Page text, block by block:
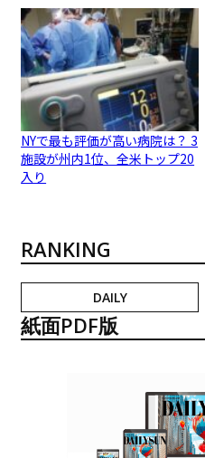
NYで最も評価が高い病院は？ 3
施設が州内1位、全米トップ20
入り
RANKING
DAILY
紙面PDF版